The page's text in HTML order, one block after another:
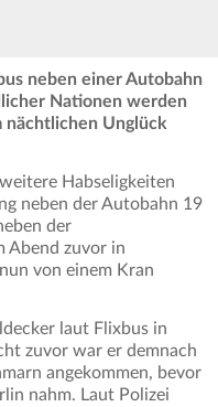
neben einer Autobahn
Nationen werden
nächtlichen Unglück
Habseligkeiten
neben der Autobahn 19
der
Abend zuvor in
von einem Kran
laut Flixbus in
zuvor war er demnach
angekommen, bevor
nahm. Laut Polizei